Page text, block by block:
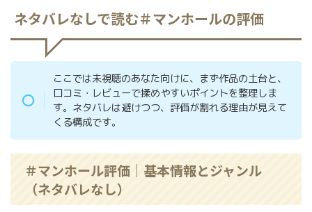
ネタバレなしで読む＃マンホールの評価
ここでは未視聴のあなた向けに、まず作品の土台と、
口コミ・レビューで揉めやすいポイントを整理しま
す。ネタバレは避けつつ、評価が割れる理由が見えて
くる構成です。
＃マンホール評価｜基本情報とジャンル
（ネタバレなし）